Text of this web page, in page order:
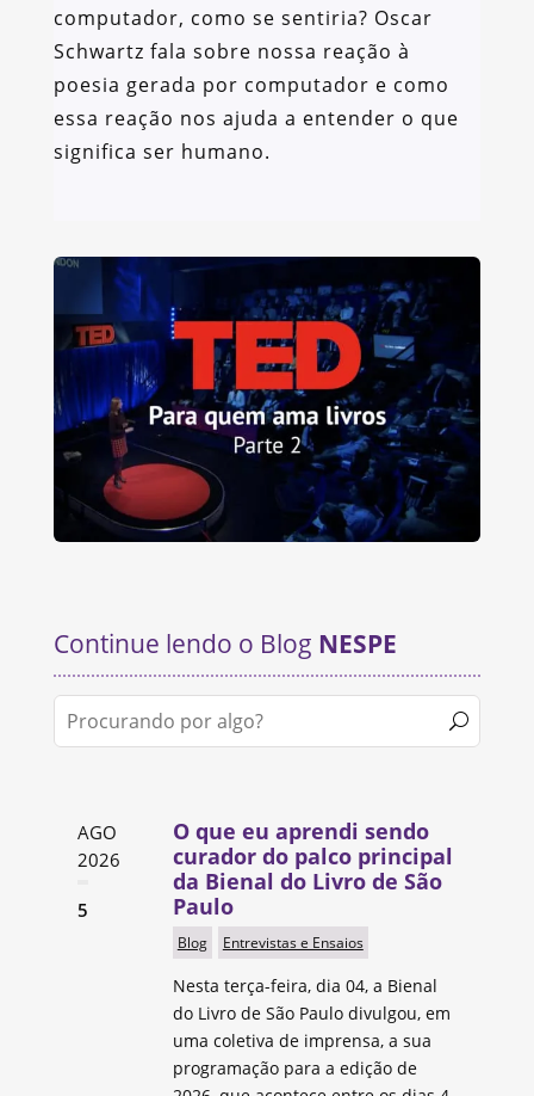
computador, como se sentiria? Oscar
Schwartz fala sobre nossa reação à
poesia gerada por computador e como
essa reação nos ajuda a entender o que
significa ser humano.
Continue lendo o Blog NESPE
AGO
2026
5
O que eu aprendi sendo
curador do palco principal
da Bienal do Livro de São
Paulo
Blog Entrevistas e Ensaios
Nesta terça-feira, dia 04, a Bienal
do Livro de São Paulo divulgou, em
uma coletiva de imprensa, a sua
programação para a edição de